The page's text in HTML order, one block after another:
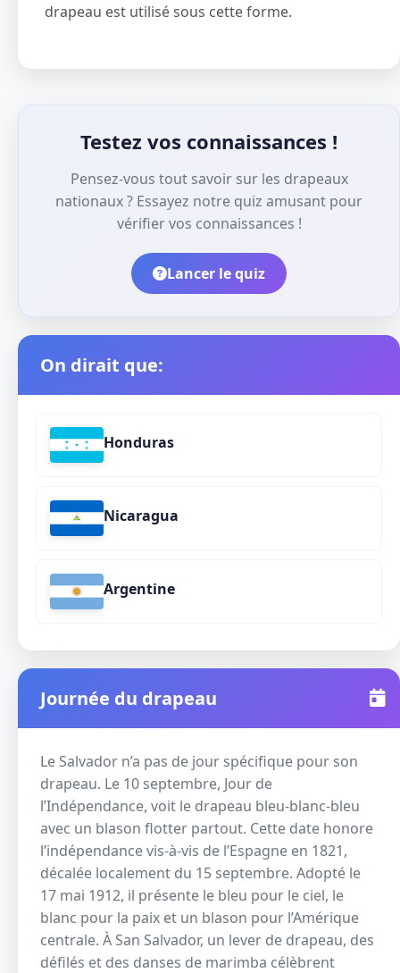
drapeau est utilisé sous cette forme.
Testez vos connaissances !
Pensez-vous tout savoir sur les drapeaux
nationaux ? Essayez notre quiz amusant pour
vérifier vos connaissances !
Lancer le quiz
On dirait que:
Honduras
Nicaragua
Argentine
Journée du drapeau
Le Salvador n’a pas de jour spécifique pour son
drapeau. Le 10 septembre, Jour de
l’Indépendance, voit le drapeau bleu-blanc-bleu
avec un blason flotter partout. Cette date honore
l’indépendance vis-à-vis de l’Espagne en 1821,
décalée localement du 15 septembre. Adopté le
17 mai 1912, il présente le bleu pour le ciel, le
blanc pour la paix et un blason pour l’Amérique
centrale. À San Salvador, un lever de drapeau, des
défilés et des danses de marimba célèbrent